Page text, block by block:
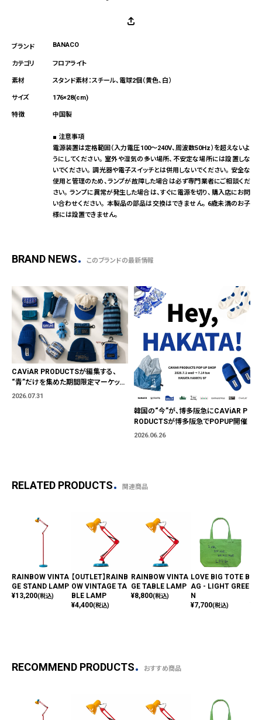
BANACO
フロアライト
スタンド素材：スチール、電球2個（黄色、白）
176×28(cm)
中国製
■ 注意事項
電源装置は定格範囲（入力電圧100～240V、周波数50Hz）を超えないよ
うにしてください。 室外や湿気の多い場所、不安定な場所には設置しな
いでください。 調光器や電子スイッチとは併用しないでください。 安全な
使用と管理のため、ランプが故障した場合は必ず専門業者にご相談くだ
さい。 ランプに異常が発生した場合は、すぐに電源を切り、購入店にお問
い合わせください。 本製品の部品は交換はできません。 6歳未満のお子
様には設置できません。
BRAND NEWS このブランドの最新情報
CAViAR PRODUCTSが編集する、
“青”だけを集めた期間限定マーケット
「BLUE MARKET」が横浜に。ブランド
2026.07.31
韓国の“今”が、博多阪急にCAViAR P
RODUCTSが博多阪急でPOPUP開催
2026.06.26
RELATED PRODUCTS 関連商品
RAINBOW VINTA
GE STAND LAMP
¥13,200(税込)
【OUTLET】RAINB
OW VINTAGE TA
BLE LAMP
¥4,400(税込)
RAINBOW VINTA
GE TABLE LAMP
¥8,800(税込)
LOVE BIG TOTE B
AG - LIGHT GREE
N
¥7,700(税込)
RECOMMEND PRODUCTS おすすめ商品